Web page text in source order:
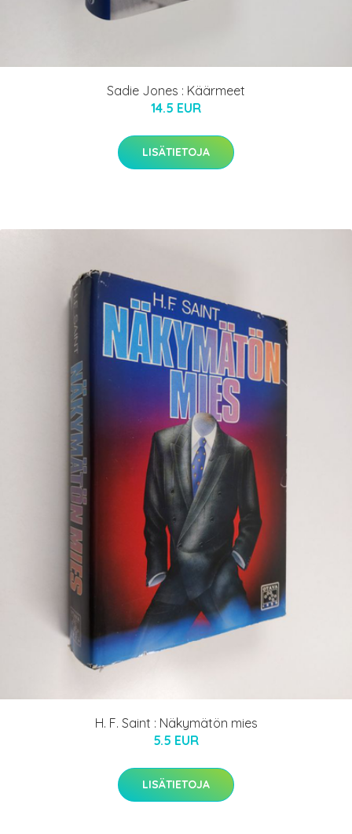
Sadie Jones : Käärmeet
14.5 EUR
LISÄTIETOJA
H. F. Saint : Näkymätön mies
5.5 EUR
LISÄTIETOJA